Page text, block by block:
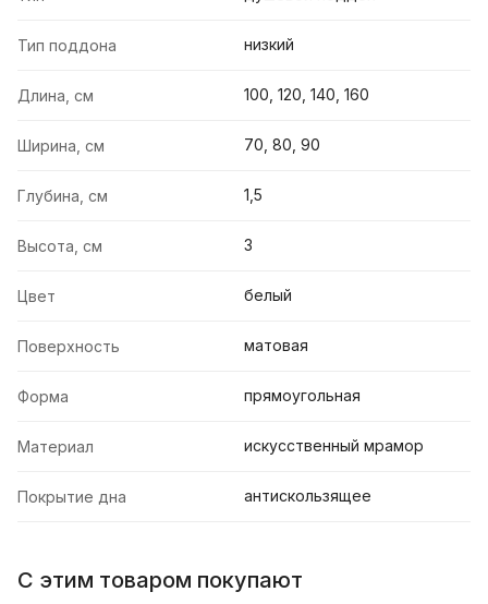
Тип поддона низкий
Длина, см 100, 120, 140, 160
Ширина, см 70, 80, 90
Глубина, см 1,5
Высота, см 3
Цвет белый
Поверхность матовая
Форма прямоугольная
Материал искусственный мрамор
Покрытие дна антискользящее
С этим товаром покупают